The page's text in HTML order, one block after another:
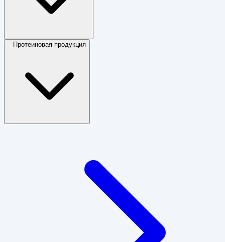
Протеиновая продукция